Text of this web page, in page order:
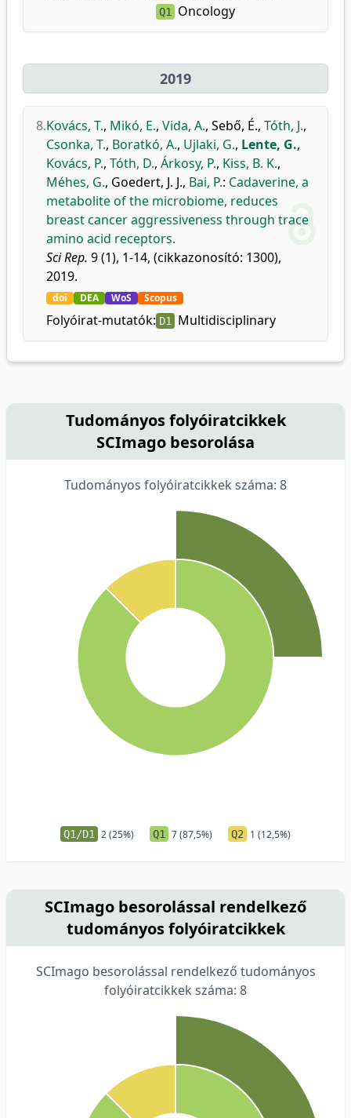
Q1 Oncology
2019
8.Kovács, T., Mikó, E., Vida, A., Sebő, É., Tóth, J.,
Csonka, T., Boratkó, A., Ujlaki, G., Lente, G.,
Kovács, P., Tóth, D., Árkosy, P., Kiss, B. K.,
Méhes, G., Goedert, J. J., Bai, P.: Cadaverine, a
metabolite of the microbiome, reduces
breast cancer aggressiveness through trace
amino acid receptors.
Sci Rep. 9 (1), 1-14, (cikkazonosító: 1300),
2019.
doi DEA WoS Scopus
Folyóirat-mutatók: D1 Multidisciplinary
Tudományos folyóiratcikkek
SCImago besorolása
Tudományos folyóiratcikkek száma: 8
Q1/D1 2 (25%) Q1 7 (87,5%) Q2 1 (12,5%)
SCImago besorolással rendelkező
tudományos folyóiratcikkek
SCImago besorolással rendelkező tudományos
folyóiratcikkek száma: 8